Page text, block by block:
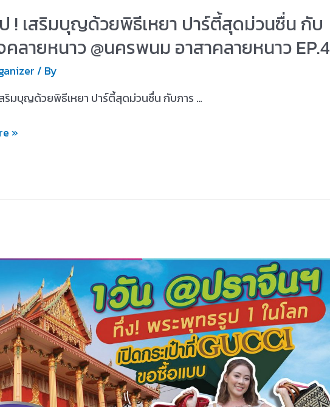
! เสริมบุญด้วยพิธีเหยา ปาร์ตี้สุดม่วนซื่น กับ
ลายหนาว @นครพนม อาสาคลายหนาว EP.4
/ By
ริมบุญด้วยพิธีเหยา ปาร์ตี้สุดม่วนซื่น กับภาร …
»